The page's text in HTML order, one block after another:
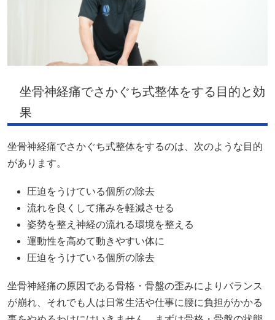
坐骨神経痛でさかぐち式整体をする目的と効
果
坐骨神経痛でさかぐち式整体をするのは、次のような目的
があります。
圧迫をうけている個所の除去
流れを良くして痛みを軽減させる
姿勢を整え神経の流れる環境を整える
運動性を高めて動きやすい体に
圧迫をうけている個所の除去
坐骨神経痛の原因である骨格・骨盤の歪みによりバランス
が崩れ、それでも人は日常生活や仕事に腰に負担がかかる